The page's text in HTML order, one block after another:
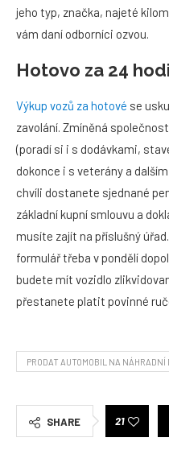
jeho typ, značka, najeté
vám daní odborníci ozvou.
Hotovo za 24
Výkup vozů za hotové se
zavolání. Zmíněná
(poradí si i s dodávkami,
dokonce i s veterány a
chvíli dostanete sjednané
základní kupní smlouvu a
musíte zajít na příslušný
formulář třeba v pondělí
budete mít vozidlo
přestanete platit povinné
PRODAT AUTOMOBIL NA NÁHRADNÍ
SHARE 21